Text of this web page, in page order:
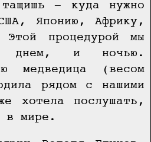
— куда нужно
Японию, Африку,
Этой процедурой мы
днем, и ночью.
медведица (весом
рядом с нашими
хотела послушать,
в мире.